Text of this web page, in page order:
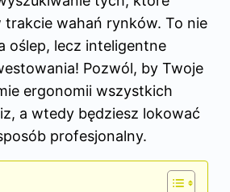
trakcie wahań rynków. To nie
oślep, lecz inteligentne
Pozwól, by Twoje
ergonomii wszystkich
a wtedy będziesz lokować
profesjonalny.